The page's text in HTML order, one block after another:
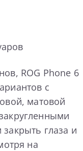
ROG Phone 6
с
матовой
глаза и
на